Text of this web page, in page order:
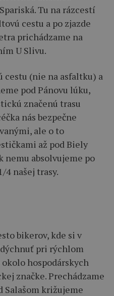
Tu na rázcestí
cestu a po zjazde
prichádzame na
U Slivu.
cestu (nie na asfaltku) a
pod Pánovu lúku,
značenú trasu
nás bezpečne
ale o to
až pod Biely
nemu absolvujeme po
4 našej trasy.
bikerov, kde si v
pri rýchlom
hospodárskych
značke. Prechádzame
Salašom križujeme